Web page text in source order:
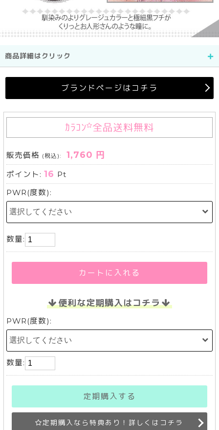
商品詳細はクリック
ブランドページはコチラ
ｶﾗｺﾝ 全品送料無料
販売価格 (税込): 1,760 円
ポイント:16 Pt
PWR(度数):
数量:
カートに入れる
便利な定期購入はコチラ
PWR(度数):
数量:
定期購入する
定期購入なら特典あり！詳しくはコチラ